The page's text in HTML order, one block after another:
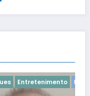
Penedo-AL